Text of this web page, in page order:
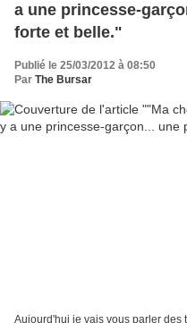
a une princesse-
forte et belle."
Publié le 25/03/2012 à 08:50
Par The Bursar
Aujourd'hui je vais vous parler des